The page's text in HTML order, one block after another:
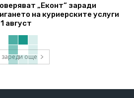
„Еконт“ заради
на куриерските услуги
август
зареди още